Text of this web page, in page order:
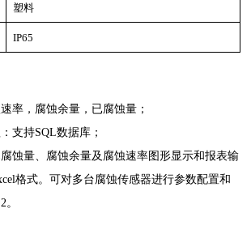
塑料
IP65
率，腐蚀余量，已腐蚀量；
持SQL数据库；
量、腐蚀余量及腐蚀速率图形显示和报表输
格式。可对多台腐蚀传感器进行参数配置和